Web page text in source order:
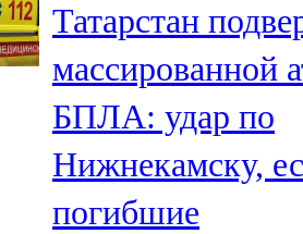
Татарстан
массированной
БПЛА: удар по
Нижнекамску,
погибшие